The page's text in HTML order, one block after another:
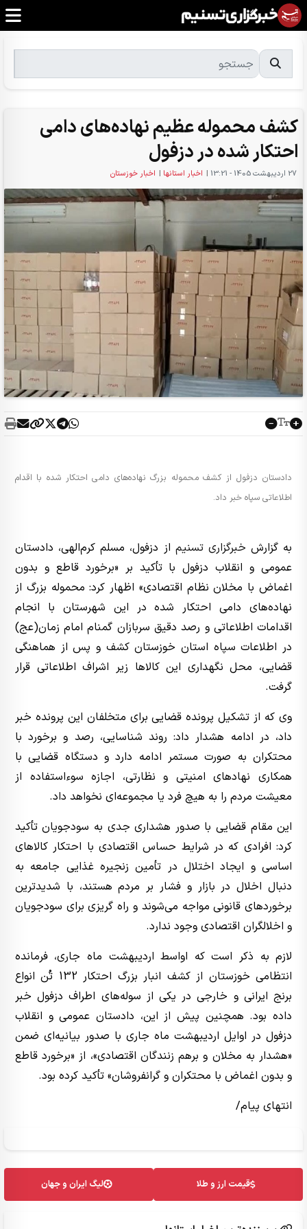
کشف محموله عظیم نهاده‌های دامی
احتکار شده در دزفول
27 ارديبهشت 1405 - 13:21 | اخبار استانها | اخبار خوزستان
دادستان دزفول از کشف محموله بزرگ نهاده‌های دامی احتکار شده با اقدام
اطلاعاتی سپاه خبر داد.
به گزارش خبرگزاری تسنیم از دزفول، مسلم کرم‌الهی، دادستان
عمومی و انقلاب دزفول با تأکید بر «برخورد قاطع و بدون
اغماض با مخلان نظام اقتصادی» اظهار کرد: محموله بزرگ از
نهاده‌های دامی احتکار شده در این شهرستان با انجام
اقدامات اطلاعاتی و رصد دقیق سربازان گمنام امام زمان(عج)
در اطلاعات سپاه استان خوزستان کشف و پس از هماهنگی
قضایی، محل نگهداری این کالاها زیر اشراف اطلاعاتی قرار
گرفت.
وی که از تشکیل پرونده قضایی برای متخلفان این پرونده خبر
داد، در ادامه هشدار داد: روند شناسایی، رصد و برخورد با
محتکران به صورت مستمر ادامه دارد و دستگاه قضایی با
همکاری نهادهای امنیتی و نظارتی، اجازه سوءاستفاده از
معیشت مردم را به هیچ فرد یا مجموعه‌ای نخواهد داد.
این مقام قضایی با صدور هشداری جدی به سودجویان تأکید
کرد: افرادی که در شرایط حساس اقتصادی با احتکار کالاهای
اساسی و ایجاد اختلال در تأمین زنجیره غذایی جامعه به
دنبال اخلال در بازار و فشار بر مردم هستند، با شدیدترین
برخوردهای قانونی مواجه می‌شوند و راه گریزی برای سودجویان
و اخلالگران اقتصادی وجود ندارد.
لازم به ذکر است که اواسط اردیبهشت ماه جاری، فرمانده
انتظامی خوزستان از کشف انبار بزرگ احتکار 132 تُن انواع
برنج ایرانی و خارجی در یکی از سوله‌های اطراف دزفول خبر
داده بود. همچنین پیش از این، دادستان عمومی و انقلاب
دزفول در اوایل اردیبهشت ماه جاری با صدور بیانیه‌ای ضمن
«هشدار به مخلان و برهم زنندگان اقتصادی»، از «برخورد قاطع
و بدون اغماض با محتکران و گرانفروشان» تأکید کرده بود.
انتهای پیام/
قیمت ارز و طلا لیگ ایران و جهان